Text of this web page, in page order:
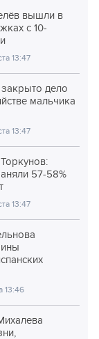
Восток
вышли в
с 10-
13:47
дело
мальчика
13:47
57-58%
13:47
13:46